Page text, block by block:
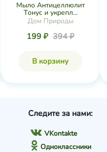
Мыло Антицеллюлит
Тонус и укрепл...
Дом Природы
199 ₽ 394 ₽
В корзину
Следите за нами:
VKontakte
Одноклассники